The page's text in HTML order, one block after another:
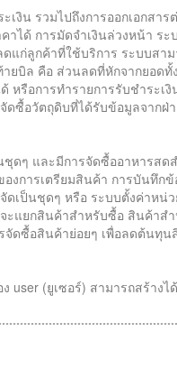
งิน รวมไปถึงการออกเอกสาร
าได้ การมัดจำเงินล่วงหน้า ระ
แก่ลูกค้าที่ใช้บริการ ระบบสา
บิล คือ ส่วนลดที่หักจากยอดทั้
รือการทำรายการรับชำระเงิ
ซื้อวัตถุดิบที่ได้รับข้อมูลจากฝ่
ดๆ และมีการจัดซื้ออาหารสด
องการเตรียมสินค้า การบันทึก
เป็นชุดๆ หรือ ระบบตั้งค่าหน่
ะแยกสินค้าสำหรับซื้อ สินค้าส
จัดซื้อสินค้าย่อยๆ เพื่อลดต้นทุน
(ยูเซอร์) สามารถสร้างไ